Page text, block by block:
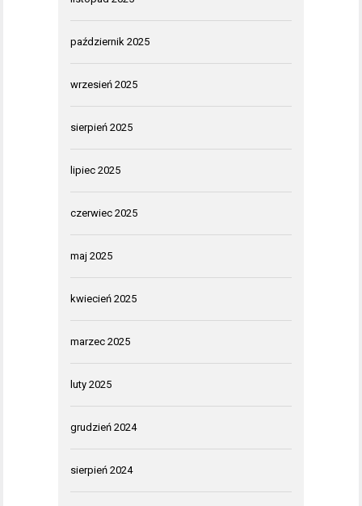
październik 2025
wrzesień 2025
sierpień 2025
lipiec 2025
czerwiec 2025
maj 2025
kwiecień 2025
marzec 2025
luty 2025
grudzień 2024
sierpień 2024